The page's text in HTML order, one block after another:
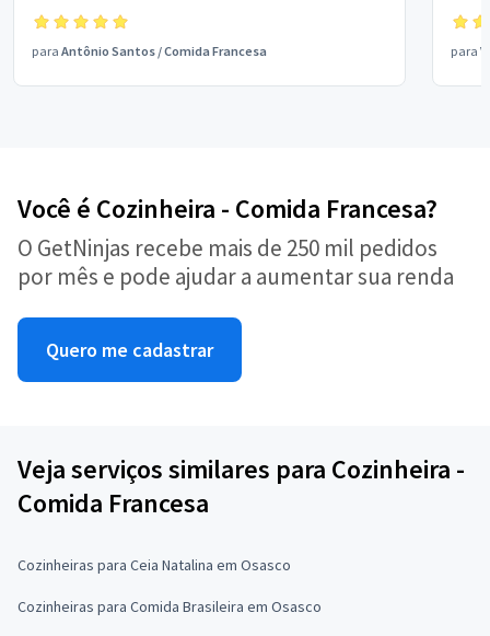
para Antônio Santos /Comida Francesa para
Você é Cozinheira - Comida Francesa?
O GetNinjas recebe mais de 250 mil pedidos
por mês e pode ajudar a aumentar sua renda
Quero me cadastrar
Veja serviços similares para Cozinheira -
Comida Francesa
Cozinheiras para Ceia Natalina em Osasco
Cozinheiras para Comida Brasileira em Osasco